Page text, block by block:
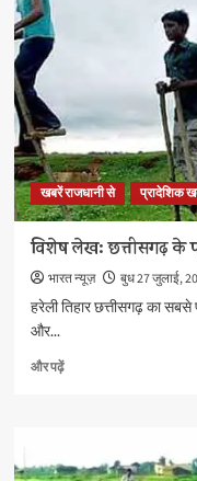
हरेली
के
बारे
में
और
पढ़ें
खबरें राजधानी से प्रादेशिक
विशेष लेख: छत्तीसगढ़ के
भारत न्यूज़ बुध 27 जुलाई,
हरेली तिहार छत्तीसगढ़ का सबसे
और...
और पढ़ेंविशेष
लोक